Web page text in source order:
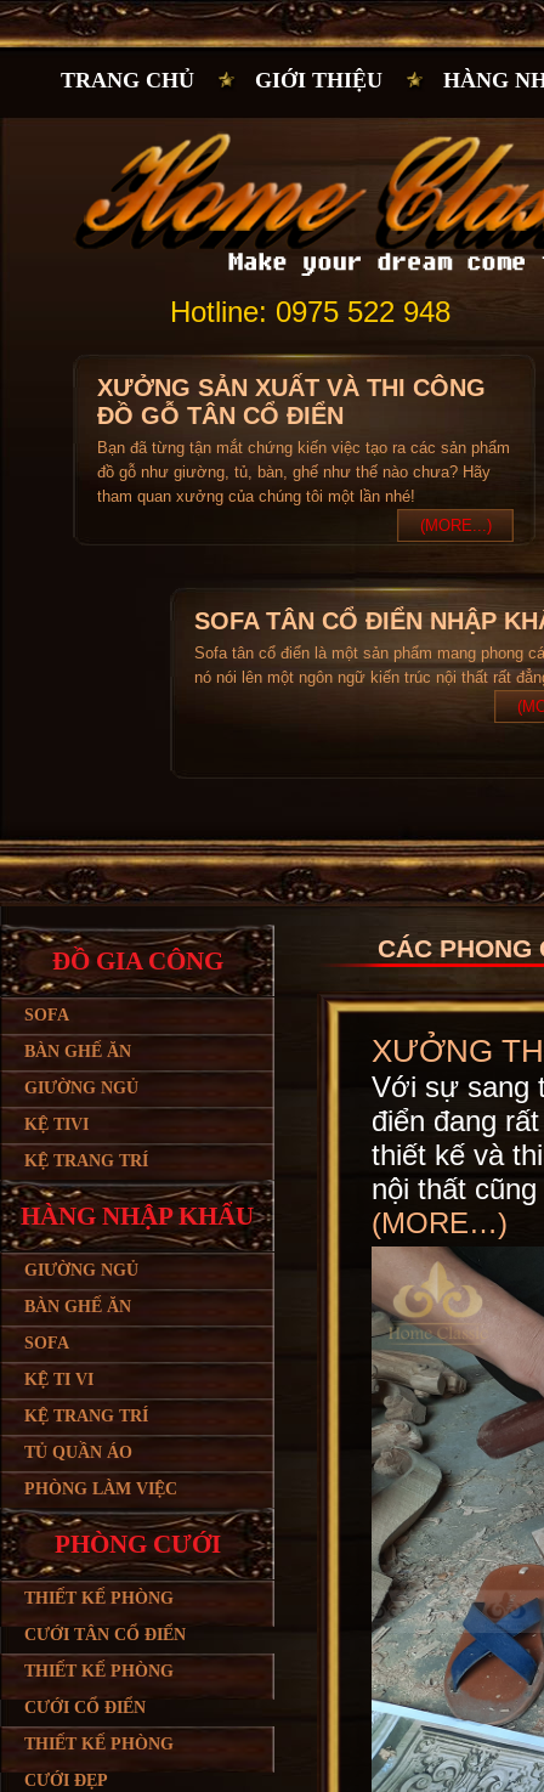
TRANG CHỦ GIỚI THIỆU HÀNG
Hotline: 0975 522 948
XƯỞNG SẢN XUẤT VÀ THI CÔNG
ĐỒ GỖ TÂN CỔ ĐIỂN
Bạn đã từng tận mắt chứng kiến việc tạo ra các sản phẩm
đồ gỗ như giường, tủ, bàn, ghế như thế nào chưa? Hãy
tham quan xưởng của chúng tôi một lần nhé!
(MORE...)
SOFA TÂN CỔ ĐIỂN NHẬP
Sofa tân cổ điển là một sản phẩm mang phong
nó nói lên một ngôn ngữ kiến trúc nội thất rất
ĐỒ GIA CÔNG
SOFA
BÀN GHẾ ĂN
GIƯỜNG NGỦ
KỆ TIVI
KỆ TRANG TRÍ
HÀNG NHẬP KHẨU
GIƯỜNG NGỦ
BÀN GHẾ ĂN
SOFA
KỆ TI VI
KỆ TRANG TRÍ
TỦ QUẦN ÁO
PHÒNG LÀM VIỆC
PHÒNG CƯỚI
THIẾT KẾ PHÒNG
CƯỚI TÂN CỔ ĐIỂN
THIẾT KẾ PHÒNG
CƯỚI CỔ ĐIỂN
THIẾT KẾ PHÒNG
CƯỚI ĐẸP
CÁC PHONG
XƯỞNG
Với sự sang
điển đang
thiết kế và
nội thất
(MORE…)